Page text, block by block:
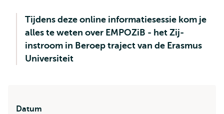
Tijdens deze online informatiesessie kom je
alles te weten over EMPOZiB - het Zij-
instroom in Beroep traject van de Erasmus
Universiteit
Datum